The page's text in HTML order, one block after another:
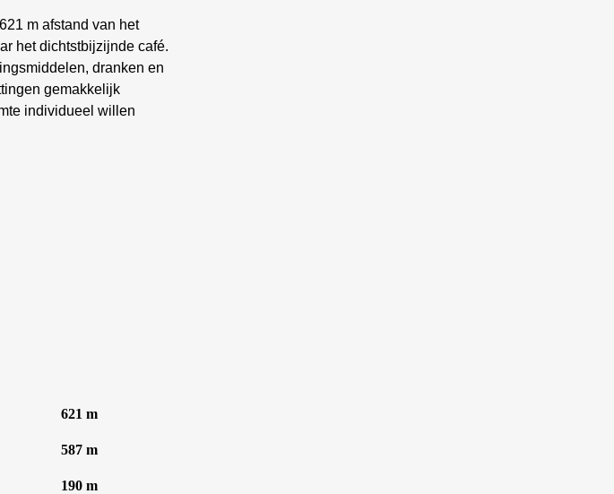
m afstand van het
het dichtstbijzijnde café.
dranken en
gemakkelijk
individueel willen
621 m
587 m
190 m